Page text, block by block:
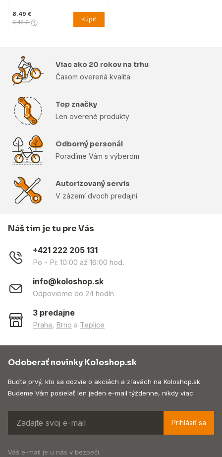
8.49 €
9.42 € Kúpiť
Viac ako 20 rokov na trhu
Časom overená kvalita
Top značky
Len overené produkty
Odborný personál
Poradíme Vám s výberom
Autorizovaný servis
V zázemí dvoch predajní
Náš tím je tu pre Vás
+421 222 205 131
Po - Pi: 10:00 až 16:00 hod.
info@koloshop.sk
Odpovieme do 24 hodín
3 predajne
Praha Brno a Teplice
Odoberať novinky Koloshop.sk
Buďte prvý, kto sa dozvie o akciách a zľavách na Koloshop.sk.
Budeme Vám posielať len jeden e-mail týždenne, nikdy viac.
Prihlásiť sa
Váš e-mail je u nás v bezpečí.